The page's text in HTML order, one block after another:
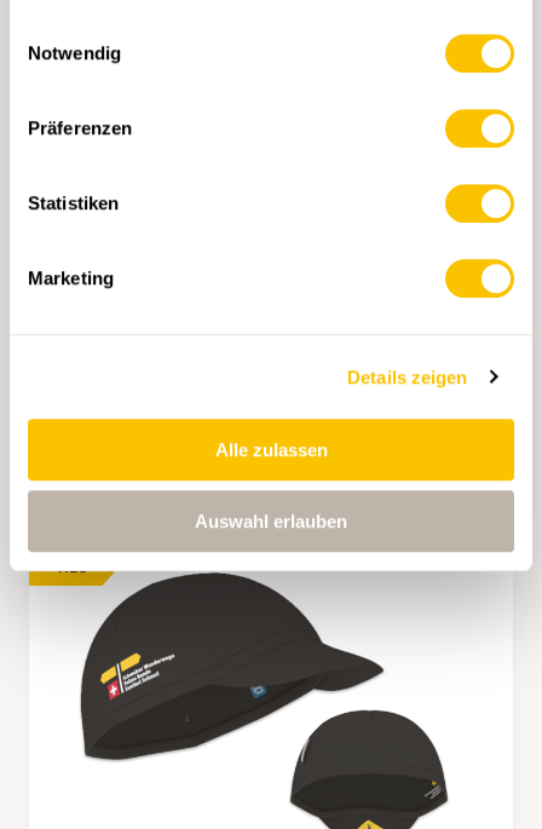
Notwendig
Präferenzen
Statistiken
Marketing
Details zeigen
Alle zulassen
Auswahl erlauben
NEU